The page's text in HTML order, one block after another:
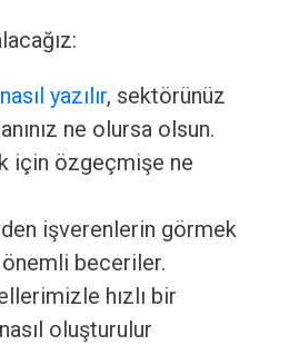
yazılır, sektörünüz
ne olursa olsun.
için özgeçmişe ne
işverenlerin görmek
beceriler.
hızlı bir
oluşturulur